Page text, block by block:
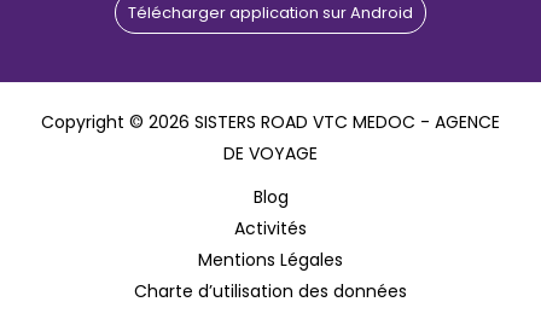
Télécharger application sur Android
Copyright © 2026 SISTERS ROAD VTC MEDOC - AGENCE
DE VOYAGE
Blog
Activités
Mentions Légales
Charte d’utilisation des données